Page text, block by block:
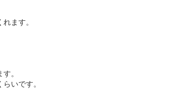
ます。
。
いです。